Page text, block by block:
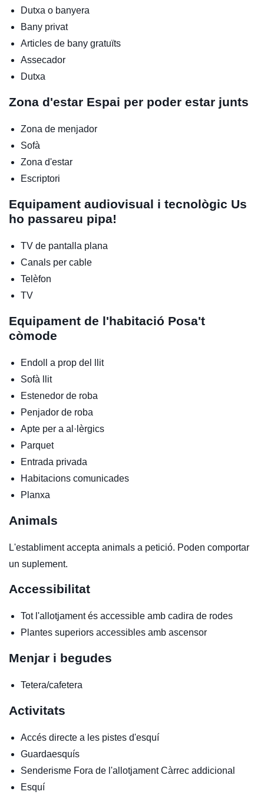
Dutxa o banyera
Bany privat
Articles de bany gratuïts
Assecador
Dutxa
Zona d'estar Espai per poder estar junts
Zona de menjador
Sofà
Zona d'estar
Escriptori
Equipament audiovisual i tecnològic Us
ho passareu pipa!
TV de pantalla plana
Canals per cable
Telèfon
TV
Equipament de l'habitació Posa't
còmode
Endoll a prop del llit
Sofà llit
Estenedor de roba
Penjador de roba
Apte per a al·lèrgics
Parquet
Entrada privada
Habitacions comunicades
Planxa
Animals
L'establiment accepta animals a petició. Poden comportar
un suplement.
Accessibilitat
Tot l'allotjament és accessible amb cadira de rodes
Plantes superiors accessibles amb ascensor
Menjar i begudes
Tetera/cafetera
Activitats
Accés directe a les pistes d'esquí
Guardaesquís
Senderisme Fora de l'allotjamentCàrrec addicional
Esquí